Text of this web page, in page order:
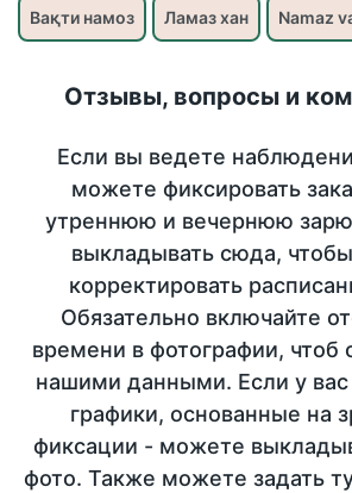
Вақти намоз Ламаз хан Namaz
Отзывы, вопросы и
Если вы ведете
можете фиксировать
утреннюю и вечернюю
выкладывать сюда,
корректировать
Обязательно включайте
времени в фотографии, чтоб
нашими данными. Если у вас
графики, основанные на
фиксации - можете
фото. Также можете задать